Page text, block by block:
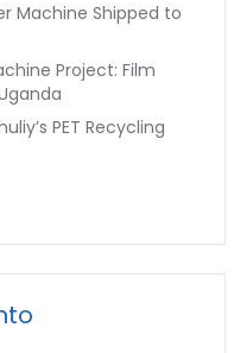
Machine Shipped to
Project: Film
PET Recycling